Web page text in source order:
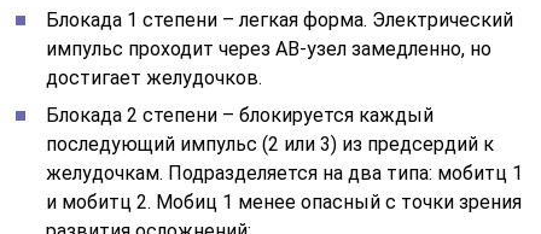
Блокада 1 степени – легкая форма. Электрический
импульс проходит через АВ-узел замедленно, но
достигает желудочков.
Блокада 2 степени – блокируется каждый
последующий импульс (2 или 3) из предсердий к
желудочкам. Подразделяется на два типа: мобитц 1
и мобитц 2. Мобиц 1 менее опасный с точки зрения